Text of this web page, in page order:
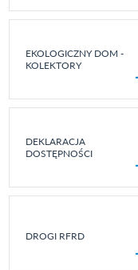
EKOLOGICZNY DOM -
KOLEKTORY
DEKLARACJA
DOSTĘPNOŚCI
DROGI RFRD